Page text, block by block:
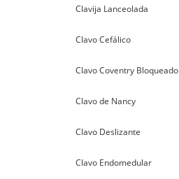
Clavija Lanceolada
Clavo Cefálico
Clavo Coventry Bloqueado
Clavo de Nancy
Clavo Deslizante
Clavo Endomedular